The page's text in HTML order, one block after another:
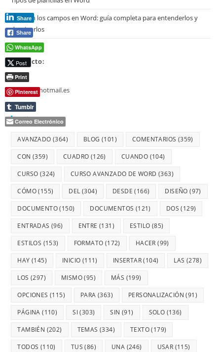
Qué son los campos en Word: guía completa para entenderlos y
dominarlos
Contacto:
jmmarz@hotmail.es
Etiquetas
AVANZADO (364) BLOG (101) COMENTARIOS (359)
CON (359) CUADRO (126) CUANDO (104)
CURSO (324) CURSO AVANZADO DE WORD (363)
CÓMO(155) DEL (304) DESDE (166) DISEÑO (97)
DOCUMENTO(150) DOCUMENTOS (121) DOS (129)
ENTRADAS (96) ENTRE (131) ESTILO (85)
ESTILOS (153) FORMATO (172) HACER (99)
HAY (145) INICIO (111) INSERTAR(104) LAS (278)
LOS (297) MISMO(95) MÁS (199)
OPCIONES (115) PARA (363) PERSONALIZACIÓN (91)
PÁGINA (110) SI(303) SIN (91) SOLO (136)
TAMBIÉN (202) TEMAS (334) TEXTO(179)
TODOS (110) TUS (86) UNA (246) USAR (115)
Share
Share
WhatsApp
Post
Print
Pinterest
Tumblr
Correo Electrónico